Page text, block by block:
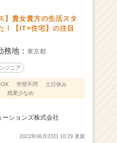
】貴女貴方の生活スタ
！【IT×住宅】の注目
務地：東京都
ジニア
OK 学歴不問
土日休み
残業少なめ
ーションズ株式会社
2022年06月23日 10:29 更新